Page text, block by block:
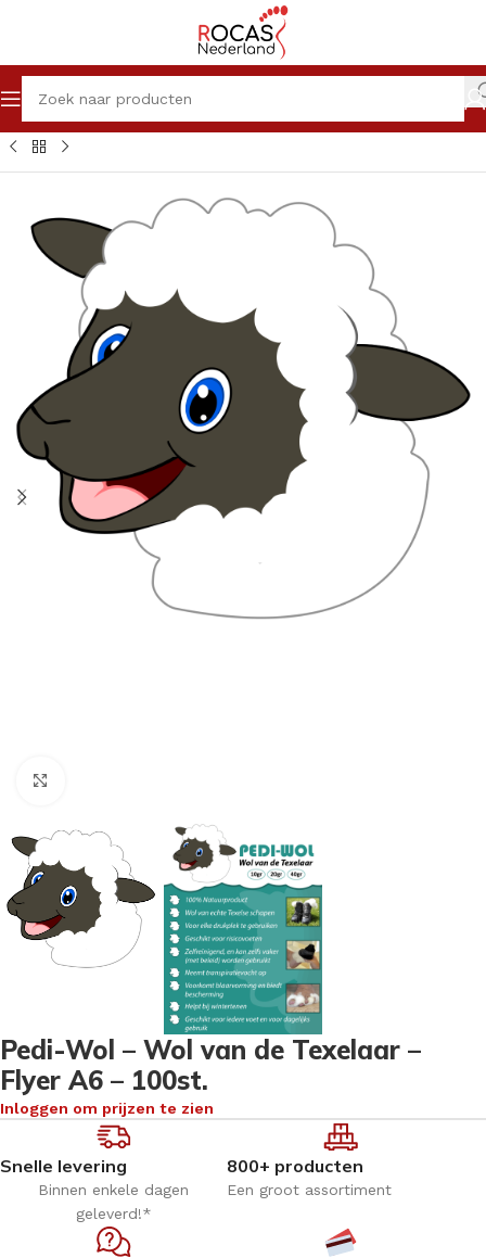
Winkel Pedicureproducten Anti-Druk Middelen Pedi-Wol
Pedi-Wol – Wol van de Texelaar –
Flyer A6 – 100st.
Inloggen om prijzen te zien
Snelle levering
Binnen enkele dagen
geleverd!*
800+ producten
Een groot assortiment